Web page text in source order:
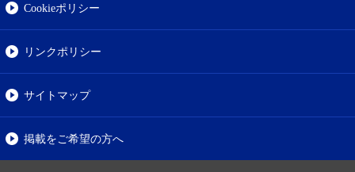
Cookieポリシー
リンクポリシー
サイトマップ
掲載をご希望の方へ